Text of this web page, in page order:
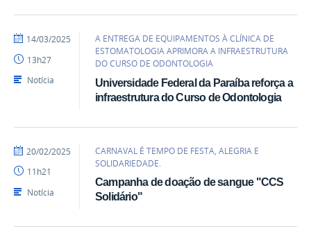
A ENTREGA DE EQUIPAMENTOS À CLÍNICA DE
ESTOMATOLOGIA APRIMORA A INFRAESTRUTURA
DO CURSO DE ODONTOLOGIA
Universidade Federal da Paraíba reforça a
infraestrutura do Curso de Odontologia
por
-
CCS
publicado
14/03/2025
13h27
Notícia
CARNAVAL É TEMPO DE FESTA, ALEGRIA E
SOLIDARIEDADE.
Campanha de doação de sangue "CCS
Solidário"
por
-
CCS
publicado
20/02/2025
11h21
Notícia